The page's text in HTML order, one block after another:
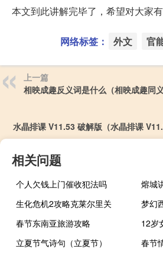
本文到此讲解完毕了，希望对大家有
网络标签： 外文 官
上一篇
相映成趣反义词是什么（相映成趣同义
水晶排课 V11.53 破解版（水晶排课
相关问题
个人欠钱上门催收犯法吗
熔城
生化危机2攻略克莱尔里关
梦幻
春节东南亚旅游攻略
立夏节气诗句（立夏节）
春节